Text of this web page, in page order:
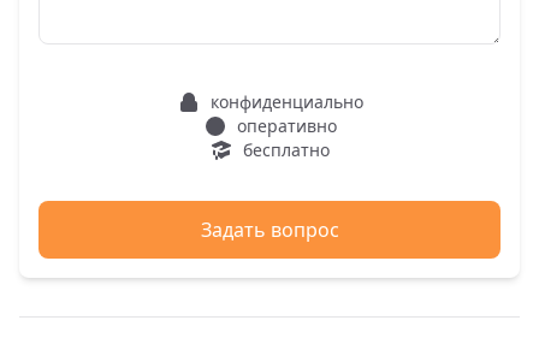
конфиденциально
оперативно
бесплатно
Задать вопрос